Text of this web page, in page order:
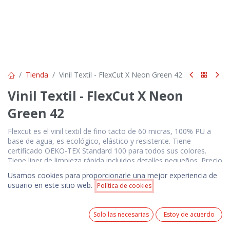
Precio:
6.19 Añadir a la cesta
0
Wishlist Cuenta
Tienda Vinil Textil - FlexCut X Neon Green 42
Vinil Textil - FlexCut X Neon
Green 42
Flexcut es el vinil textil de fino tacto de 60 micras, 100% PU a
base de agua, es ecológico, elástico y resistente. Tiene
certificado OEKO-TEX Standard 100 para todos sus colores.
Tiene liner de limpieza rápida incluidos detalles pequeños. Precio
por metro líneal de 50 cm. de ancho. Hecho en Francia.
$6.19
Precio incluye 1 logotipo estampado en serigrafía a 1
color ó 1 logotipo bordado de acuerdo a las
Usamos cookies para proporcionarle una mejor experiencia de
usuario en este sitio web.
Política de cookies
Solo las necesarias Estoy de acuerdo